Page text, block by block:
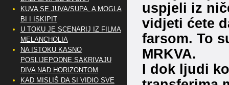
uspjeli iz
vidjeti ćete
farsom. To
MRKVA.
I dok ljudi
KUVA SE JUVA/SUPA, A MOGLA
BI I ISKIPIT
U TOKU JE SCENARIJ IZ FILMA
MELANCHOLIA
NA ISTOKU KASNO
POSLIJEPODNE SAKRIVAJU
DIVA NAD HORIZONTOM
KAD MISLIŠ DA SI VIDIO SVE